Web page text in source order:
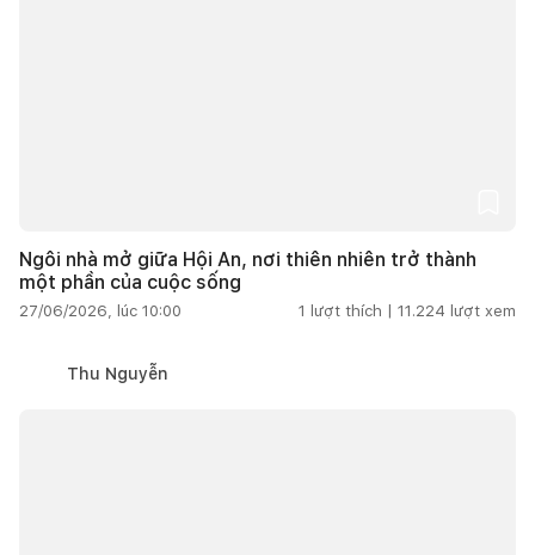
Ngôi nhà mở giữa Hội An, nơi thiên nhiên trở thành
một phần của cuộc sống
27/06/2026, lúc 10:00 1 lượt thích | 11.224 lượt xem
Thu Nguyễn